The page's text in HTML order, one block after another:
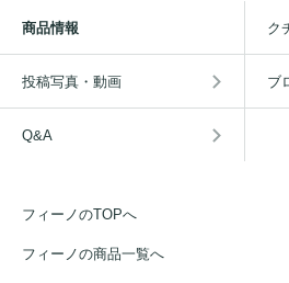
商品情報 ク
投稿写真・動画 ブ
Q&A
フィーノのTOPへ
フィーノの商品一覧へ